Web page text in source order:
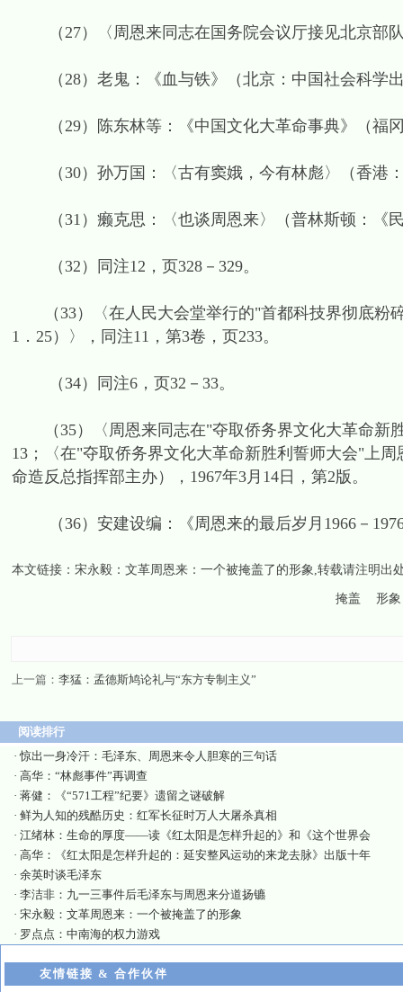
（27）〈周恩来同志在国务院会议厅接见北京部队
（28）老鬼：《血与铁》（北京：中国社会科学出
（29）陈东林等：《中国文化大革命事典》（福冈
（30）孙万国：〈古有窦娥，今有林彪〉（香港：
（31）癞克思：〈也谈周恩来〉（普林斯顿：《民
（32）同注12，页328－329。
（33）〈在人民大会堂举行的"首都科技界彻底粉
1．25）〉，同注11，第3卷，页233。
（34）同注6，页32－33。
（35）〈周恩来同志在"夺取侨务界文化大革命新胜
13；〈在"夺取侨务界文化大革命新胜利誓师大会"上
命造反总指挥部主办），1967年3月14日，第2版。
（36）安建设编：《周恩来的最后岁月1966－
本文链接： 宋永毅：文革周恩来：一个被掩盖了的形象,转载请注明出
掩盖 形象
上一篇： 李猛：孟德斯鸠论礼与“东方专制主义”
阅读排行
·惊出一身冷汗：毛泽东、周恩来令人胆寒的三句话
· 高华：“林彪事件”再调查
· 蒋健：《“571工程”纪要》遗留之谜破解
· 鲜为人知的残酷历史：红军长征时万人大屠杀真相
· 江绪林：生命的厚度——读《红太阳是怎样升起的》和《这个世界会
· 高华：《红太阳是怎样升起的：延安整风运动的来龙去脉》出版十年
· 余英时谈毛泽东
· 李洁非：九一三事件后毛泽东与周恩来分道扬镳
· 宋永毅：文革周恩来：一个被掩盖了的形象
· 罗点点：中南海的权力游戏
友情链接 & 合作伙伴